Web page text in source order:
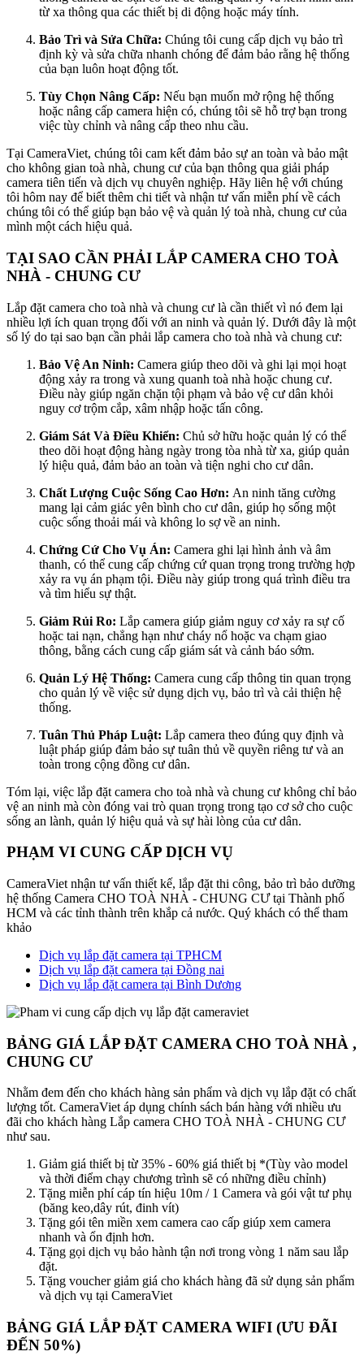
từ xa thông qua các thiết bị di động hoặc máy tính.
Bảo Trì và Sửa Chữa: Chúng tôi cung cấp dịch vụ bảo trì
định kỳ và sửa chữa nhanh chóng để đảm bảo rằng hệ thống
của bạn luôn hoạt động tốt.
Tùy Chọn Nâng Cấp: Nếu bạn muốn mở rộng hệ thống
hoặc nâng cấp camera hiện có, chúng tôi sẽ hỗ trợ bạn trong
việc tùy chỉnh và nâng cấp theo nhu cầu.
Tại CameraViet, chúng tôi cam kết đảm bảo sự an toàn và bảo mật
cho không gian toà nhà, chung cư của bạn thông qua giải pháp
camera tiên tiến và dịch vụ chuyên nghiệp. Hãy liên hệ với chúng
tôi hôm nay để biết thêm chi tiết và nhận tư vấn miễn phí về cách
chúng tôi có thể giúp bạn bảo vệ và quản lý toà nhà, chung cư của
mình một cách hiệu quả.
TẠI SAO CẦN PHẢI LẮP CAMERA CHO TOÀ
NHÀ - CHUNG CƯ
Lắp đặt camera cho toà nhà và chung cư là cần thiết vì nó đem lại
nhiều lợi ích quan trọng đối với an ninh và quản lý. Dưới đây là một
số lý do tại sao bạn cần phải lắp camera cho toà nhà và chung cư:
Bảo Vệ An Ninh: Camera giúp theo dõi và ghi lại mọi hoạt
động xảy ra trong và xung quanh toà nhà hoặc chung cư.
Điều này giúp ngăn chặn tội phạm và bảo vệ cư dân khỏi
nguy cơ trộm cắp, xâm nhập hoặc tấn công.
Giám Sát Và Điều Khiển: Chủ sở hữu hoặc quản lý có thể
theo dõi hoạt động hàng ngày trong tòa nhà từ xa, giúp quản
lý hiệu quả, đảm bảo an toàn và tiện nghi cho cư dân.
Chất Lượng Cuộc Sống Cao Hơn: An ninh tăng cường
mang lại cảm giác yên bình cho cư dân, giúp họ sống một
cuộc sống thoải mái và không lo sợ về an ninh.
Chứng Cứ Cho Vụ Án: Camera ghi lại hình ảnh và âm
thanh, có thể cung cấp chứng cứ quan trọng trong trường hợp
xảy ra vụ án phạm tội. Điều này giúp trong quá trình điều tra
và tìm hiểu sự thật.
Giảm Rủi Ro: Lắp camera giúp giảm nguy cơ xảy ra sự cố
hoặc tai nạn, chẳng hạn như cháy nổ hoặc va chạm giao
thông, bằng cách cung cấp giám sát và cảnh báo sớm.
Quản Lý Hệ Thống: Camera cung cấp thông tin quan trọng
cho quản lý về việc sử dụng dịch vụ, bảo trì và cải thiện hệ
thống.
Tuân Thủ Pháp Luật: Lắp camera theo đúng quy định và
luật pháp giúp đảm bảo sự tuân thủ về quyền riêng tư và an
toàn trong cộng đồng cư dân.
Tóm lại, việc lắp đặt camera cho toà nhà và chung cư không chỉ bảo
vệ an ninh mà còn đóng vai trò quan trọng trong tạo cơ sở cho cuộc
sống an lành, quản lý hiệu quả và sự hài lòng của cư dân.
PHẠM VI CUNG CẤP DỊCH VỤ
CameraViet nhận tư vấn thiết kế, lắp đặt thi công, bảo trì bảo dưỡng
hệ thống Camera CHO TOÀ NHÀ - CHUNG CƯ tại Thành phố
HCM và các tỉnh thành trên khắp cả nước. Quý khách có thể tham
khảo
Dịch vụ lắp đặt camera tại TPHCM
Dịch vụ lắp đặt camera tại Đồng nai
Dịch vụ lắp đặt camera tại Bình Dương
BẢNG GIÁ LẮP ĐẶT CAMERA CHO TOÀ NHÀ ,
CHUNG CƯ
Nhằm đem đến cho khách hàng sản phẩm và dịch vụ lắp đặt có chất
lượng tốt. CameraViet áp dụng chính sách bán hàng với nhiều ưu
đãi cho khách hàng Lắp camera CHO TOÀ NHÀ - CHUNG CƯ
như sau.
Giảm giá thiết bị từ 35% - 60% giá thiết bị *(Tùy vào model
và thời điểm chạy chương trình sẽ có những điều chỉnh)
Tặng miễn phí cáp tín hiệu 10m / 1 Camera và gói vật tư phụ
(băng keo,dây rút, đinh vít)
Tặng gói tên miền xem camera cao cấp giúp xem camera
nhanh và ổn định hơn.
Tặng gọi dịch vụ bảo hành tận nơi trong vòng 1 năm sau lắp
đặt.
Tặng voucher giảm giá cho khách hàng đã sử dụng sản phẩm
và dịch vụ tại CameraViet
BẢNG GIÁ LẮP ĐẶT CAMERA WIFI (ƯU ĐÃI
ĐẾN 50%)